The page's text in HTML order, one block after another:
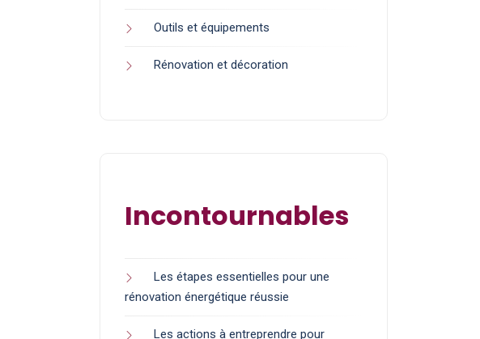
Outils et équipements
Rénovation et décoration
Incontournables
Les étapes essentielles pour une
rénovation énergétique réussie
Les actions à entreprendre pour